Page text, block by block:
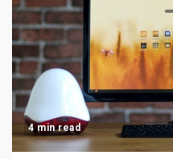
4 min read